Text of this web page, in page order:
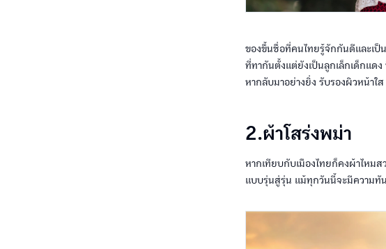
ของขึ้นชื่อที่คนไทยรู้จักกันดีและเป็
ที่ทากันตั้งแต่ยังเป็นลูกเล็กเด็กแด
หากลับมาอย่างยิ่ง รับรองผิวหน้าใ
2.ผ้าโสร่งพม่า
หากเทียบกับเมืองไทยก็คงผ้าไหม
แบบรุ่นสู่รุ่น แม้ทุกวันนี้จะมีความทัน